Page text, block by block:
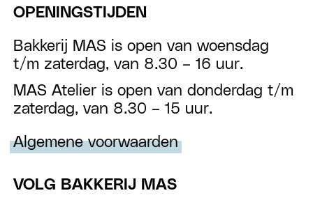
OPENINGSTIJDEN
Bakkerij MAS is open van woensdag
t/m zaterdag, van 8.30 – 16 uur.
MAS Atelier is open van donderdag t/m
zaterdag, van 8.30 – 15 uur.
Algemene voorwaarden
VOLG BAKKERIJ MAS